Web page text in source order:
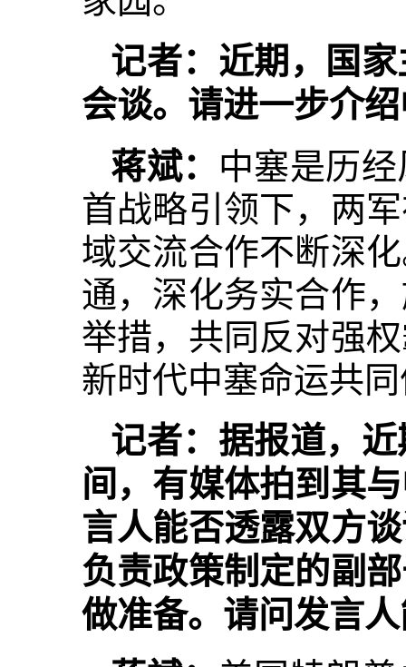
记者：近期，国
会谈。请进一步介
蒋斌： 中塞是历
首战略引领下，两
域交流合作不断深
通，深化务实合作
举措，共同反对强
新时代中塞命运共
记者：据报道，
间，有媒体拍到其
言人能否透露双方
负责政策制定的副
做准备。请问发言